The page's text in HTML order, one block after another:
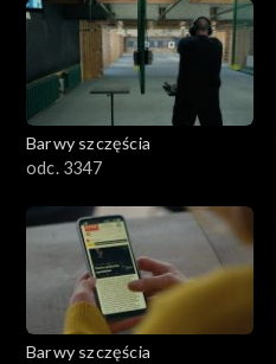
Barwy szczęścia
odc. 3347
Barwy szczęścia